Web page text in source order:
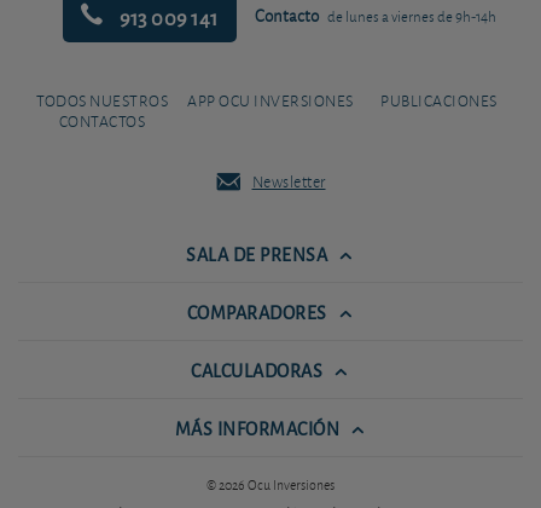
913 009 141 Contacto de lunes a viernes de 9h-14h
TODOS NUESTROS
CONTACTOS
APP OCU INVERSIONES PUBLICACIONES
Newsletter
SALA DE PRENSA
COMPARADORES
CALCULADORAS
MÁS INFORMACIÓN
© 2026 Ocu Inversiones